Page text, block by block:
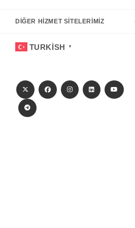
DIĞER HIZMET SITELERIMIZ
TURKISH ▼